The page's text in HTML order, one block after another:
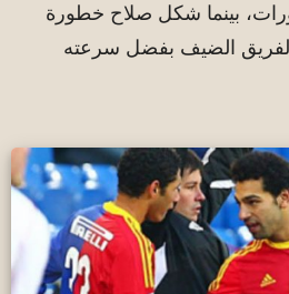
بينما شكل صلاح خطورة
الضيف بفضل سرعته